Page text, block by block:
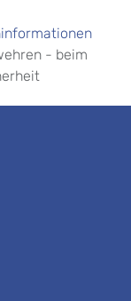
- beim